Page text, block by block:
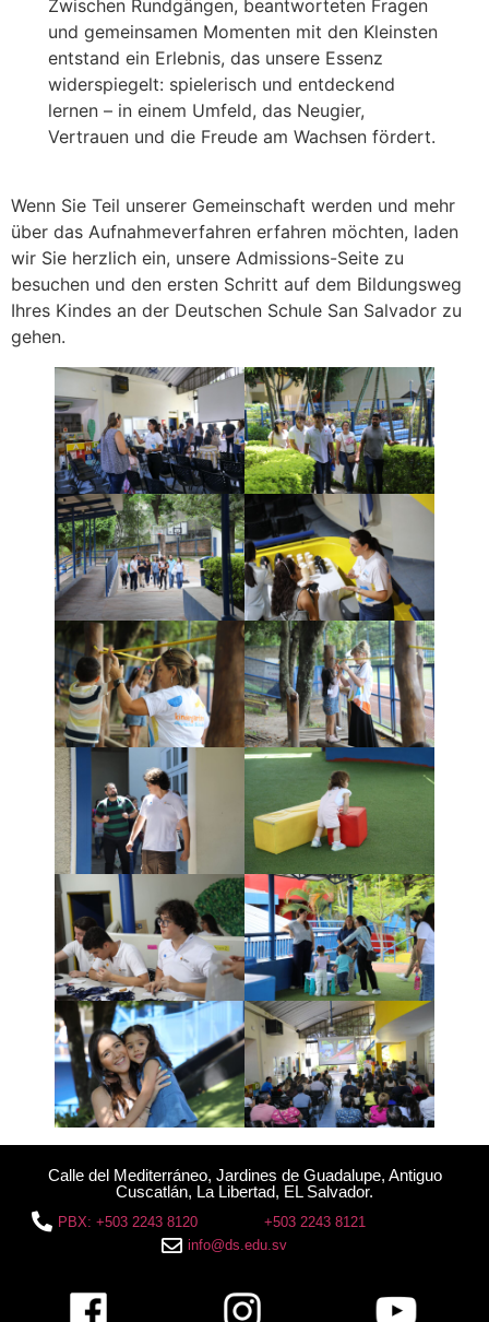
Zwischen Rundgängen, beantworteten Fragen
und gemeinsamen Momenten mit den Kleinsten
entstand ein Erlebnis, das unsere Essenz
widerspiegelt: spielerisch und entdeckend
lernen – in einem Umfeld, das Neugier,
Vertrauen und die Freude am Wachsen fördert.
Wenn Sie Teil unserer Gemeinschaft werden und mehr
über das Aufnahmeverfahren erfahren möchten, laden
wir Sie herzlich ein, unsere Admissions-Seite zu
besuchen und den ersten Schritt auf dem Bildungsweg
Ihres Kindes an der Deutschen Schule San Salvador zu
gehen.
Calle del Mediterráneo, Jardines de Guadalupe, Antiguo
Cuscatlán, La Libertad, EL Salvador.
PBX: +503 2243 8120
+503 2243 8121
info@ds.edu.sv